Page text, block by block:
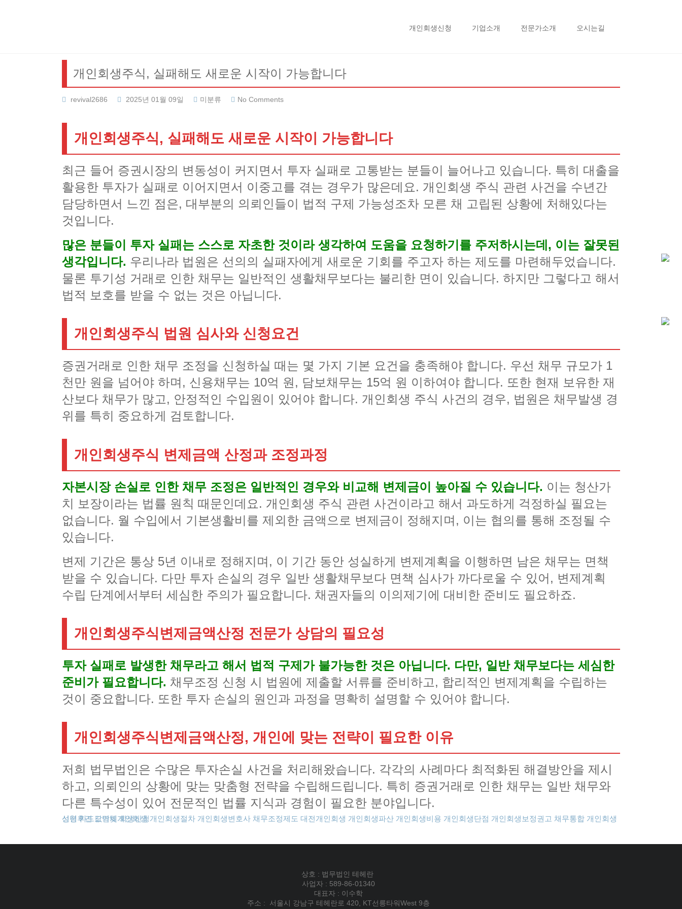
개인회생신청 기업소개 전문가소개 오시는길
개인회생주식, 실패해도 새로운 시작이 가능합니다
revival2686 2025년 01월 09일 미분류 No Comments
개인회생주식, 실패해도 새로운 시작이 가능합니다
최근 들어 증권시장의 변동성이 커지면서 투자 실패로 고통받는 분들이 늘어나고 있습니다. 특히 대출을
활용한 투자가 실패로 이어지면서 이중고를 겪는 경우가 많은데요. 개인회생 주식 관련 사건을 수년간
담당하면서 느낀 점은, 대부분의 의뢰인들이 법적 구제 가능성조차 모른 채 고립된 상황에 처해있다는
것입니다.
많은 분들이 투자 실패는 스스로 자초한 것이라 생각하여 도움을 요청하기를 주저하시는데, 이는 잘못된
생각입니다. 우리나라 법원은 선의의 실패자에게 새로운 기회를 주고자 하는 제도를 마련해두었습니다.
물론 투기성 거래로 인한 채무는 일반적인 생활채무보다는 불리한 면이 있습니다. 하지만 그렇다고 해서
법적 보호를 받을 수 없는 것은 아닙니다.
개인회생주식 법원 심사와 신청요건
증권거래로 인한 채무 조정을 신청하실 때는 몇 가지 기본 요건을 충족해야 합니다. 우선 채무 규모가 1
천만 원을 넘어야 하며, 신용채무는 10억 원, 담보채무는 15억 원 이하여야 합니다. 또한 현재 보유한 재
산보다 채무가 많고, 안정적인 수입원이 있어야 합니다. 개인회생 주식 사건의 경우, 법원은 채무발생 경
위를 특히 중요하게 검토합니다.
개인회생주식 변제금액 산정과 조정과정
자본시장 손실로 인한 채무 조정은 일반적인 경우와 비교해 변제금이 높아질 수 있습니다. 이는 청산가
치 보장이라는 법률 원칙 때문인데요. 개인회생 주식 관련 사건이라고 해서 과도하게 걱정하실 필요는
없습니다. 월 수입에서 기본생활비를 제외한 금액으로 변제금이 정해지며, 이는 협의를 통해 조정될 수
있습니다.
변제 기간은 통상 5년 이내로 정해지며, 이 기간 동안 성실하게 변제계획을 이행하면 남은 채무는 면책
받을 수 있습니다. 다만 투자 손실의 경우 일반 생활채무보다 면책 심사가 까다로울 수 있어, 변제계획
수립 단계에서부터 세심한 주의가 필요합니다. 채권자들의 이의제기에 대비한 준비도 필요하죠.
개인회생주식변제금액산정 전문가 상담의 필요성
투자 실패로 발생한 채무라고 해서 법적 구제가 불가능한 것은 아닙니다. 다만, 일반 채무보다는 세심한
준비가 필요합니다. 채무조정 신청 시 법원에 제출할 서류를 준비하고, 합리적인 변제계획을 수립하는
것이 중요합니다. 또한 투자 손실의 원인과 과정을 명확히 설명할 수 있어야 합니다.
개인회생주식변제금액산정, 개인에 맞는 전략이 필요한 이유
저희 법무법인은 수많은 투자손실 사건을 처리해왔습니다. 각각의 사례마다 최적화된 해결방안을 제시
하고, 의뢰인의 상황에 맞는 맞춤형 전략을 수립해드립니다. 특히 증권거래로 인한 채무는 일반 채무와
다른 특수성이 있어 전문적인 법률 지식과 경험이 필요한 분야입니다.
성년후견 도박빚개인회생 개인회생절차 개인회생변호사 채무조정제도 대전개인회생 개인회생파산 개인회생비용 개인회생단점 개인회생보정권고 채무통합
개인회생신청 카드값연체 회생신청
상호 : 법무법인 테헤란
사업자 : 589-86-01340
대표자 : 이수학
주소 : 서울시 강남구 테헤란로 420, KT선릉타워West 9층